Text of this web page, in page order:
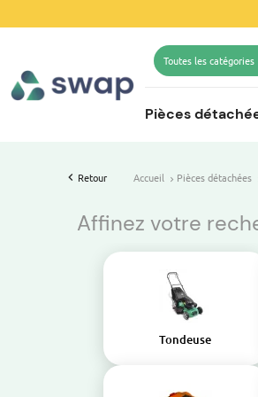
Toutes les catégories
Pièces
Retour Accueil Pièces détachées
Affinez votre
Tondeuse